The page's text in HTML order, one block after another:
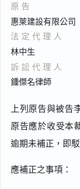
原告
惠萊建設有限公司
法定代理人
林中生
訴訟代理人
鍾傑名律師
上列原告與被告
原告應於收受本
逾期未補正，即
應補正之事項：